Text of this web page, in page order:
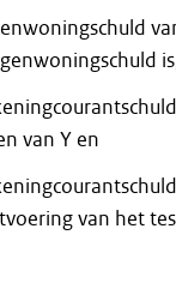
van Y en
van het